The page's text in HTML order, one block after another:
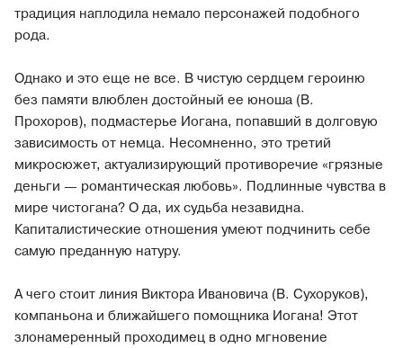
традиция наплодила немало персонажей подобного
рода.
Однако и это еще не все. В чистую сердцем героиню
без памяти влюблен достойный ее юноша (В.
Прохоров), подмастерье Иогана, попавший в долговую
зависимость от немца. Несомненно, это третий
микросюжет, актуализирующий противоречие «грязные
деньги — романтическая любовь». Подлинные чувства в
мире чистогана? О да, их судьба незавидна.
Капиталистические отношения умеют подчинить себе
самую преданную натуру.
А чего стоит линия Виктора Ивановича (В. Сухоруков),
компаньона и ближайшего помощника Иогана! Этот
злонамеренный проходимец в одно мгновение